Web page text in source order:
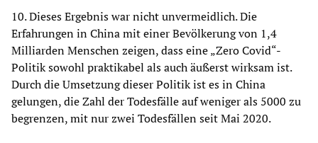
10. Dieses Ergebnis war nicht unvermeidlich. Die
Erfahrungen in China mit einer Bevölkerung von 1,4
Milliarden Menschen zeigen, dass eine „Zero Covid“-
Politik sowohl praktikabel als auch äußerst wirksam ist.
Durch die Umsetzung dieser Politik ist es in China
gelungen, die Zahl der Todesfälle auf weniger als 5000 zu
begrenzen, mit nur zwei Todesfällen seit Mai 2020.